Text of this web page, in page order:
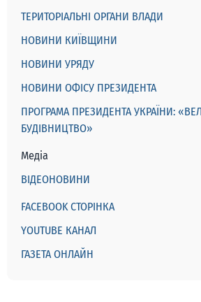
ТЕРИТОРІАЛЬНІ ОРГАНИ ВЛАДИ
НОВИНИ КИЇВЩИНИ
НОВИНИ УРЯДУ
НОВИНИ ОФІСУ ПРЕЗИДЕНТА
ПРОГРАМА ПРЕЗИДЕНТА УКРАЇНИ:
БУДІВНИЦТВО»
Медіа
ВІДЕОНОВИНИ
FACEBOOK СТОРІНКА
YOUTUBE КАНАЛ
ГАЗЕТА ОНЛАЙН